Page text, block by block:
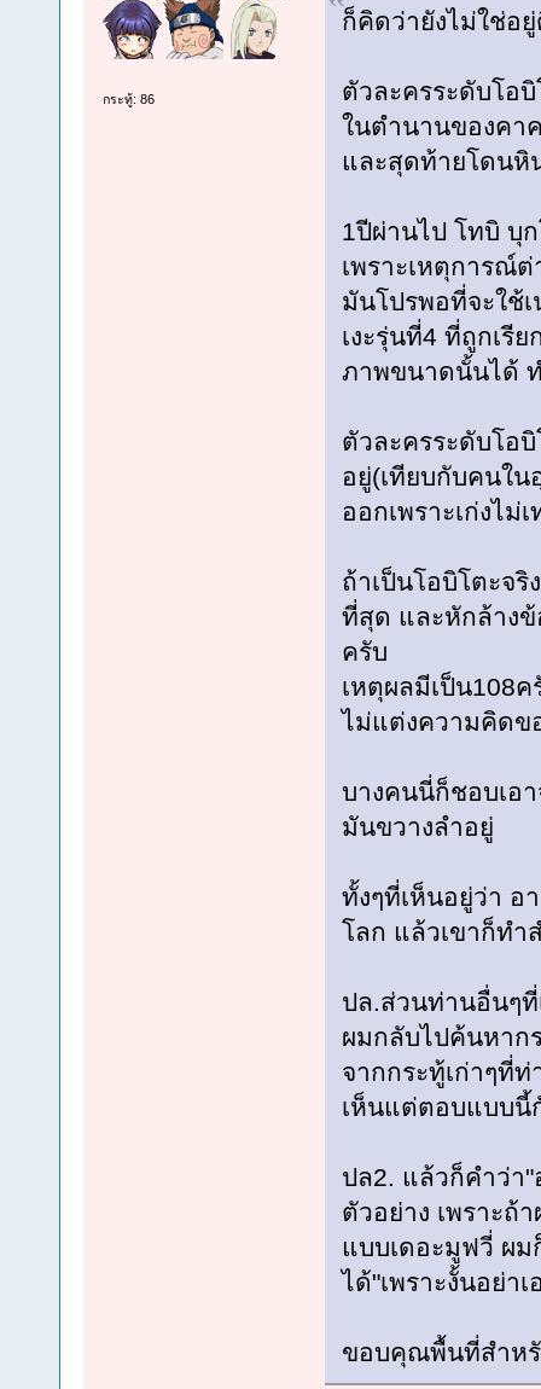
กระทู้: 86
ก็คิดว่ายังไม่ใช่อ
ตัวละครระดับโอ
ในตำนานของคาค
และสุดท้ายโดนหิ
1ปีผ่านไป โทบิ บุ
เพราะเหตุการณ์
มันโปรพอที่จะใช้
เงะรุ่นที่4 ที่ถูกเรี
ภาพขนาดนั้นได้
ตัวละครระดับโอ
อยู่(เทียบกับคนใน
ออกเพราะเก่งไม่
ถ้าเป็นโอบิโตะจ
ที่สุด และหักล้าง
ครับ
เหตุผลมีเป็น108
ไม่แต่งความคิดข
บางคนนี่ก็ชอบเอ
มันขวางลำอยู่
ทั้งๆที่เห็นอยู่ว่า อ
โลก แล้วเขาก็ทำ
ปล.ส่วนท่านอื่นๆ
ผมกลับไปค้นหาก
จากกระทู้เก่าๆที่
เห็นแต่ตอบแบบนี้
ปล2. แล้วก็คำว่า"
ตัวอย่าง เพราะถ้
แบบเดอะมูฟวี่ ผม
ได้"เพราะงั้นอย่า
ขอบคุณพื้นที่สำห